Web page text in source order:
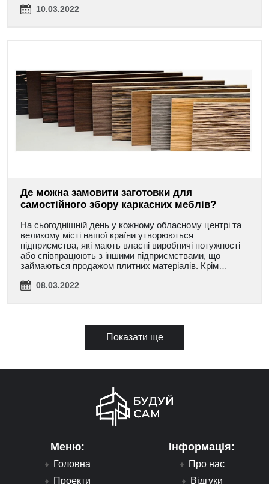
10.03.2022
Де можна замовити заготовки для
самостійного збору каркасних меблів?
На сьогоднішній день у кожному обласному центрі та
великому місті нашої країни утворюються
підприємства, які мають власні виробничі потужності
або співпрацюють з іншими підприємствами, що
займаються продажом плитних матеріалів. Крім…
08.03.2022
Показати ще
Меню:
Головна
Проекти
Інформація:
Про нас
Відгуки